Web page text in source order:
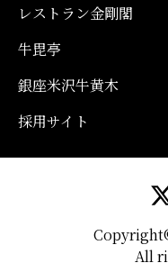
レストラン金剛閣
牛毘亭
銀座米沢牛黄木
採用サイト
All